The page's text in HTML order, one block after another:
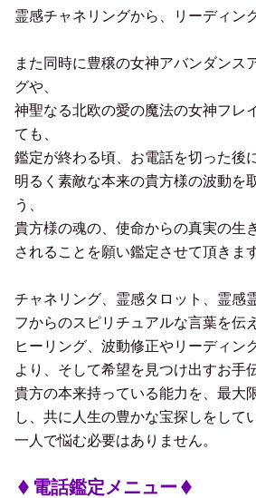
霊感チャネリングから、リーディン
また同時に豊穣の女神アバンダンス
グや、
神聖なる北欧の愛の魔法の女神フレ
ても、
鑑定が終わる頃、お電話を切った後
明るく素敵な本来の貴方様の波動を
う、
貴方様の魂の、使命からの真実の生
されることを願い鑑定させて頂きます
チャネリング、霊感タロット、霊感
フからのスピリチュアルな言葉を伝
ヒーリング、波動修正やリーディン
より、そして希望を見つけ出すお手
貴方の本来持っている能力を、最大
し、共に人生の豊かな宝探しをして
一人で悩む必要はありません。
電話鑑定メニュー